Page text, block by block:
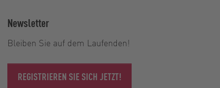
Newsletter
Bleiben Sie auf dem Laufenden!
REGISTRIEREN SIE SICH JETZT!